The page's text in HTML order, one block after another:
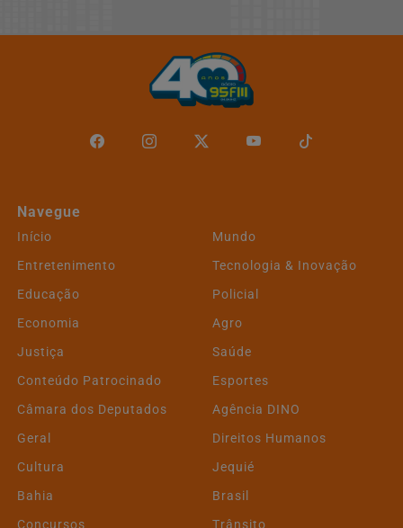
Navegue
Início
Mundo
Entretenimento
Tecnologia & Inovação
Educação
Policial
Economia
Agro
Justiça
Saúde
Conteúdo Patrocinado
Esportes
Câmara dos Deputados
Agência DINO
Geral
Direitos Humanos
Cultura
Jequié
Bahia
Brasil
Concursos
Trânsito